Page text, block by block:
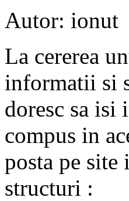
Autor: ionut
La cererea
informatii si
doresc sa isi
compus in
posta pe
structuri :